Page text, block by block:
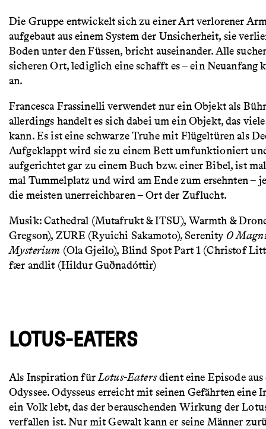
Die Gruppe entwickelt sich zu einer Art verlorener
aufgebaut aus einem System der Unsicherheit, sie
Boden unter den Füssen, bricht auseinander. Alle
sicheren Ort, lediglich eine schafft es – ein Neuanfang
an.
Francesca Frassinelli verwendet nur ein Objekt als
allerdings handelt es sich dabei um ein Objekt, das
kann. Es ist eine schwarze Truhe mit Flügeltüren als
Aufgeklappt wird sie zu einem Bett umfunktioniert
aufgerichtet gar zu einem Buch bzw. einer Bibel, ist
mal Tummelplatz und wird am Ende zum ersehnten –
die meisten unerreichbaren – Ort der Zuflucht.
Musik: Cathedral (Mutafrukt & ITSU), Warmth &
Gregson), ZURE (Ryuichi Sakamoto), Serenity O
Mysterium (Ola Gjeilo), Blind Spot Part 1 (Christof
fær andlit (Hildur Guðnadóttir)
LOTUS-EATERS
Als Inspiration fürLotus-Eatersdient eine Episode aus
Odyssee. Odysseus erreicht mit seinen Gefährten eine
ein Volk lebt, das der berauschenden Wirkung der
verfallen ist. Nur mit Gewalt kann er seine Männer